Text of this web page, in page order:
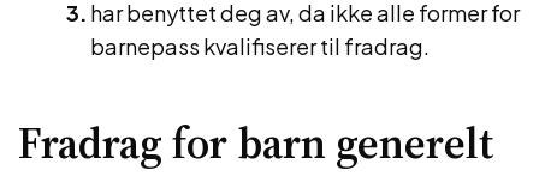
har benyttet deg av, da ikke alle former for
barnepass kvalifiserer til fradrag.
Fradrag for barn generelt